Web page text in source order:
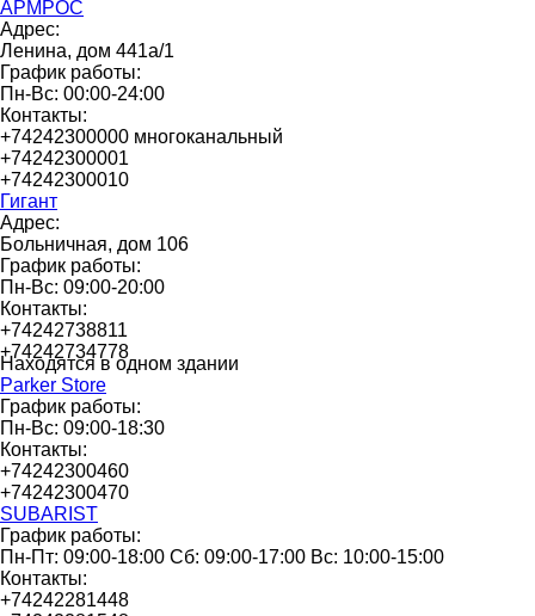
АРМРОС
Адрес:
Ленина, дом 441а/1
График работы:
Пн-Вс: 00:00-24:00
Контакты:
+74242300000 многоканальный
+74242300001
+74242300010
Гигант
Адрес:
Больничная, дом 106
График работы:
Пн-Вс: 09:00-20:00
Контакты:
+74242738811
+74242734778
Находятся в одном здании
Parker Store
График работы:
Пн-Вс: 09:00-18:30
Контакты:
+74242300460
+74242300470
SUBARIST
График работы:
Пн-Пт: 09:00-18:00 Сб: 09:00-17:00 Вс: 10:00-15:00
Контакты:
+74242281448